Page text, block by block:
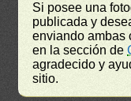
Si posee una
publicada y
enviando ambas
en la sección de
agradecido y
sitio.